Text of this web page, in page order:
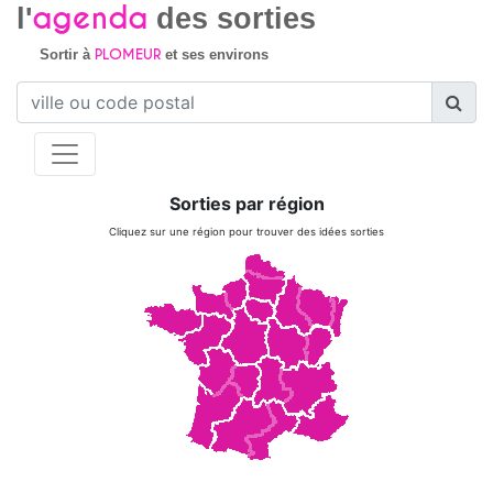
l'agenda des sorties
Sortir à PLOMEURet ses environs
Sorties par région
Cliquez sur une région pour trouver des idées sorties